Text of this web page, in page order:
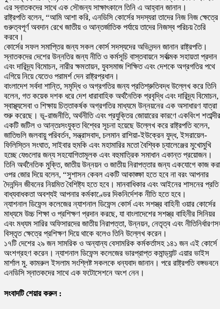
এর স্নাতকদের সাথে এক সৌজন্য সাক্ষাৎকালে তিনি এ আহ্বান জানান।
রাষ্ট্রপতি বলেন, “আমি আশা করি, এনডিসি কোর্সের সদস্যরা তাদের নিজ নিজ ক্ষেত্রে
গুরুত্বপূর্ণ অবদান রেখে জাতীয় ও আন্তর্জাতিক পর্যায়ে তাদের নিজস্ব পরিচয় তৈরি
করবে।
কোর্সের সফল সমাপ্তির জন্য সকল কোর্স সদস্যদের অভিনন্দন জানান রাষ্ট্রপতি।
স্নাতকদের দেশের উন্নতির জন্য নীতি ও কর্মসূচি বাস্তবায়নে সর্বাত্মক সহায়তা প্রদান
এবং দারিদ্র্য বিমোচন, নারীর ক্ষমতায়ন, যুবসমাজ শিক্ষিত এবং দেশকে অগ্রগতির পথে
এগিয়ে নিয়ে যেতেও পরামর্শ দেন রাষ্ট্রপ্রধান।
বাংলাদেশ সর্বদা শান্তি, সমৃদ্ধি ও অগ্রগতির জন্য প্রতিশ্রুতিবদ্ধ উল্লেখ করে তিনি
বলেন, গত কয়েক দশক ধরে দেশ ধারাবাহিক অর্থনৈতিক প্রবৃদ্ধি এবং দারিদ্র্য বিমোচন,
স্বাস্থ্যসেবা ও শিক্ষায় চিত্তাকর্ষক অগ্রগতির মাধ্যমে উন্নয়নের এক অসাধারণ যাত্রা
শুরু করেছে। ভূ-রাজনীতি, অর্থনীতি এবং প্রযুক্তির জোয়ারের কারণে একবিংশ শতাব্দীর
একটি জটিল ও আন্তঃসংযুক্ত বিশ্বের সূচনা হয়েছে উল্লেখ করে রাষ্ট্রপতি বলেন,
জাতিগুলি জলবায়ু পরিবর্তন, সন্ত্রাসবাদ, চলমান রাশিয়া-ইউক্রেন যুদ্ধ, ইসরায়েল-
ফিলিস্তিন সংঘাত, সাইবার হুমকি এবং মহামারির মতো বৈশ্বিক চ্যালেঞ্জের মুখোমুখি
হচ্ছে যেগুলোর জন্য সহযোগিতামূলক এবং বহুমাত্রিক সমাধান একান্ত প্রয়োজন।
তিনি অর্থনৈতিক মুক্তি, জাতীয় উন্নয়ন ও জাতীয় নিরাপত্তার জন্য একযোগে কাজ
ওপর জোর দিয়ে বলেন, “সুশাসন কেবল একটি আকাঙ্ক্ষা হতে হবে না বরং আপনার
দৈনন্দিন জীবনের নিয়মিত বৈশিষ্ট্য হতে হবে। মানবাধিকার এবং আইনের শাসনের প্রতি
বাধ্যবাধকতা অবশ্যই আপনার কর্মকাণ্ডের দিকনির্দেশক নীতি হতে হবে।
ন্যাশনাল ডিফেন্স কলেজের ন্যাশনাল ডিফেন্স কোর্স এবং সশস্ত্র বাহিনী ওয়ার কোর্সের
মাধ্যমে উচ্চ শিক্ষা ও প্রশিক্ষণ প্রদান করছে, যা বাংলাদেশের সশস্ত্র বাহিনীর সিনিয়র
এবং মধ্যম সারির অফিসারদের জাতীয় নিরাপত্তা, উন্নয়ন, নেতৃত্ব এবং
বিস্তৃত ক্ষেত্রে প্রশিক্ষণ দিয়ে থাকে বলেও তিনি উল্লেখ করেন।
১৭টি দেশের ২৯ জন সামরিক ও অন্যান্য বেসামরিক কর্মকর্তাসহ ১৪১ জন এই কোর্সে
অংশগ্রহণ করেন। ন্যাশনাল ডিফেন্স কলেজের ভারপ্রাপ্ত কমান্ড্যান্ট এয়ার ভাইস
মার্শাল মু. কামরুল ইসলাম সংশ্লিষ্ট সকলকে ধন্যবাদ জানান। পরে রাষ্ট্রপতি বঙ্গভবনে
এনডিসি স্নাতকদের সাথে এক ফটোসেশনে অংশ নেন।
সংবাদটি শেয়ার করুন :